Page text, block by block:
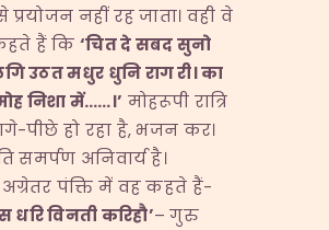
प्रयोजन नहीं रह जाता। वही वे
हैं कि ‘चितदेसबदसुनो
उठतमधुर धुनिरागरी।का
निशामें……।’ मोहरूपी रात्रि
पीछे हो रहा है, भजन कर।
समर्पण अनिवार्य है।
पंक्ति में वह कहते हैं-
धरिविनतीकरिहौ’– गुरु